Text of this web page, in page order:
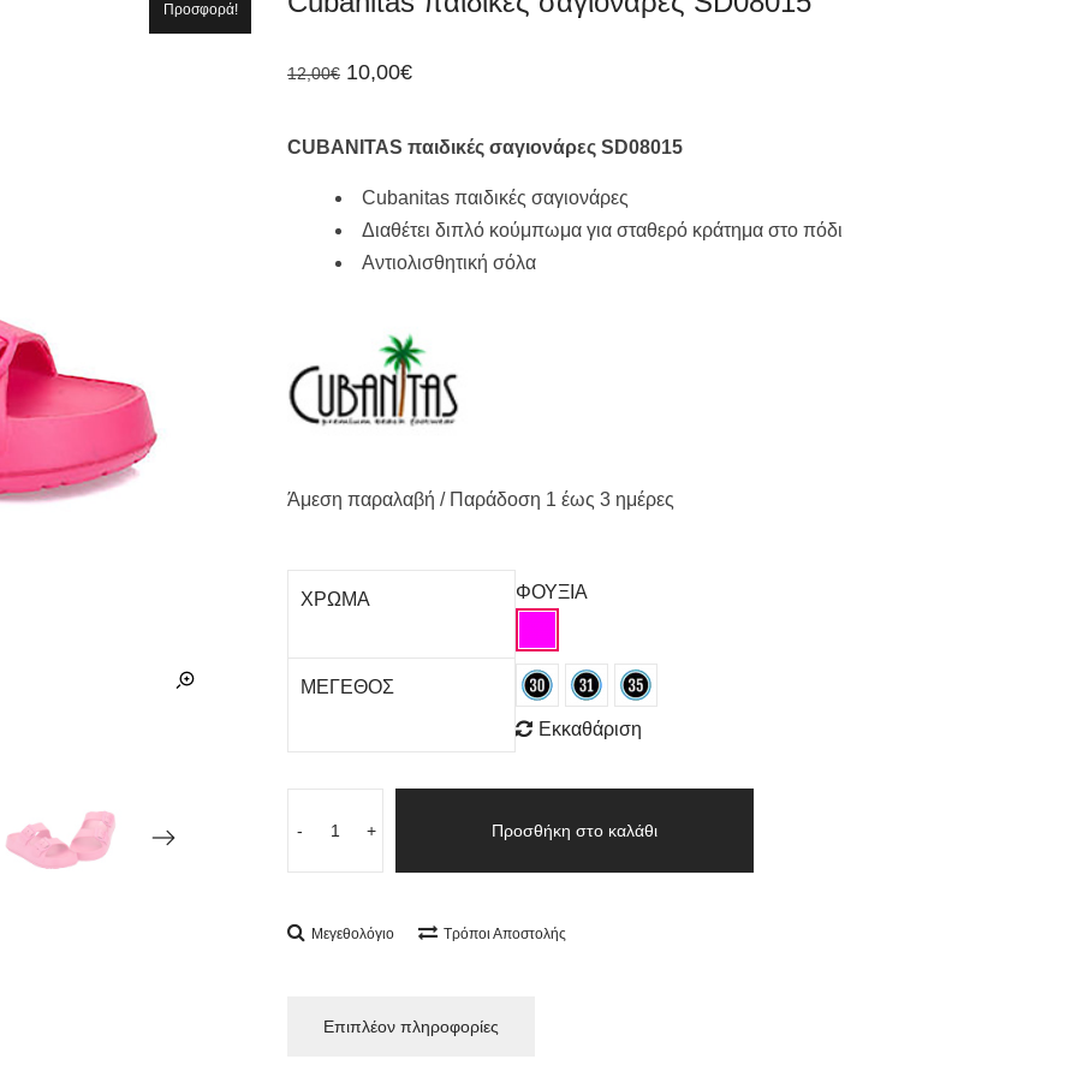
Προσφορά!
12,00€ Original
12,00€.
10,00€Η
είναι:
10,00€.
CUBANITAS παιδικές σαγιονάρες SD08015
Cubanitas παιδικές σαγιονάρες
Διαθέτει διπλό κούμπωμα για σταθερό κράτημα στο πόδι
Αντιολισθητική σόλα
Άμεση παραλαβή / Παράδoση 1 έως 3 ημέρες
ΧΡΩΜΑ ΦΟΥΞΙΑ
ΜΕΓΕΘΟΣ
Εκκαθάριση
- + Προσθήκη στο καλάθι
Μεγεθολόγιο Τρόποι Αποστολής
Επιπλέον πληροφορίες